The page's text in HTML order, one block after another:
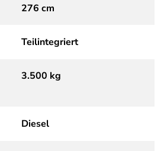
276 cm
Teilintegriert
3.500 kg
Diesel